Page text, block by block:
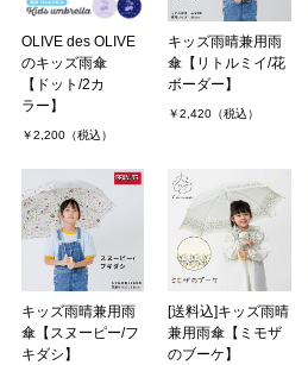
OLIVE des OLIVE
のキッズ雨傘
【ドット/2カ
ラー】
￥2,200（税込）
キッズ雨晴兼用雨
傘【リトルミイ/花
ボーダー】
￥2,420（税込）
キッズ雨晴兼用雨
傘【スヌーピー/フ
キダシ】
[送料込]キッズ雨晴
兼用雨傘【ミモザ
のブーケ】